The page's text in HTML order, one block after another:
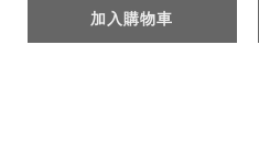
加入購物車